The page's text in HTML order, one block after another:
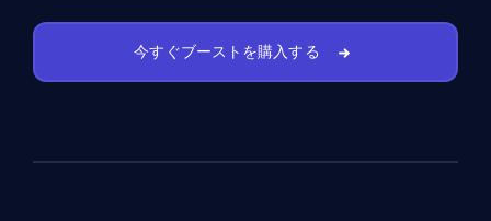
今すぐブーストを購入する